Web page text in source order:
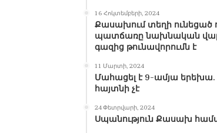
16 Հոկտեմբերի, 2024
Քասախում տեղի ունեցած
պատճառը նախնական
գազից թունավորումն է
11 Մարտի, 2024
Մահացել է 9-ամյա
հայտնի չէ
24 Փետրվարի, 2024
Սպանություն Քասախ